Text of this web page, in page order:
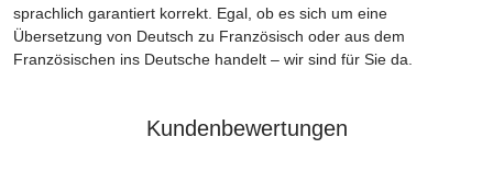
sprachlich garantiert korrekt. Egal, ob es sich um eine
Übersetzung von Deutsch zu Französisch oder aus dem
Französischen ins Deutsche handelt – wir sind für Sie da.
Kundenbewertungen